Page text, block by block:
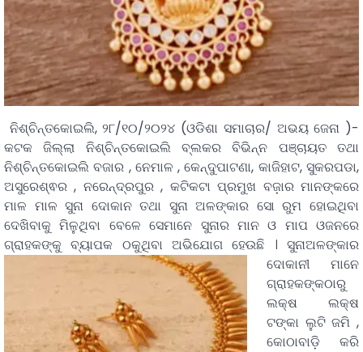
ନିଶ୍ଚିନ୍ତକୋଇଲି, ୨୮/୧୦/୨୦୨୪ (ଓଡିଶା ସମାଚାର/ ଅଭୟ ଜେନା )-
କଟକ ଜିଲ୍ଲା ନିଶ୍ଚିନ୍ତକୋଇଲି ବ୍ଲକର ବିଭିନ୍ନ ପଞ୍ଚାୟତ ତଥା
ନିଶ୍ଚିନ୍ତକୋଇଲି ବଜାର , ନେମାଳ , କେନ୍ଦୁପାଟଣା, କାଜିହାଟ, ସୁକରପଡା,
ଅସୁରେଶ୍ଵର , ନରେନ୍ଦ୍ରପୁର , କଟିକଟା ପ୍ରମୁଖ ବଜ଼ାର ମାନଙ୍କରେ
ମାଳ ମାଳ ସୁନା ଦୋକାନ ତଥା ସୁନା ଅଳଙ୍କାର ସୋ ରୁମ ହୋଇଥିବା
ଦେଖିବାକୁ ମିଳୁଥିବା ବେଳେ ସେମାନେ ସୁନାର ମାନ ଓ ମାପ ଓଜନରେ
ଗ୍ରାହକଙ୍କୁ ବ୍ୟାପକ ଠକୁଥିବା ଅଭିଯୋଗ ହେଉଛି । ସୁନାଅଳଙ୍କାର
ଦୋକାନୀ ମାନେ
ଗ୍ରାହକଙ୍କଠାରୁ
ଲକ୍ଷ ଲକ୍ଷ
ଟଙ୍କା ଲୁଟି ଜମି ,
କୋଠାବାଡ଼ି କରି